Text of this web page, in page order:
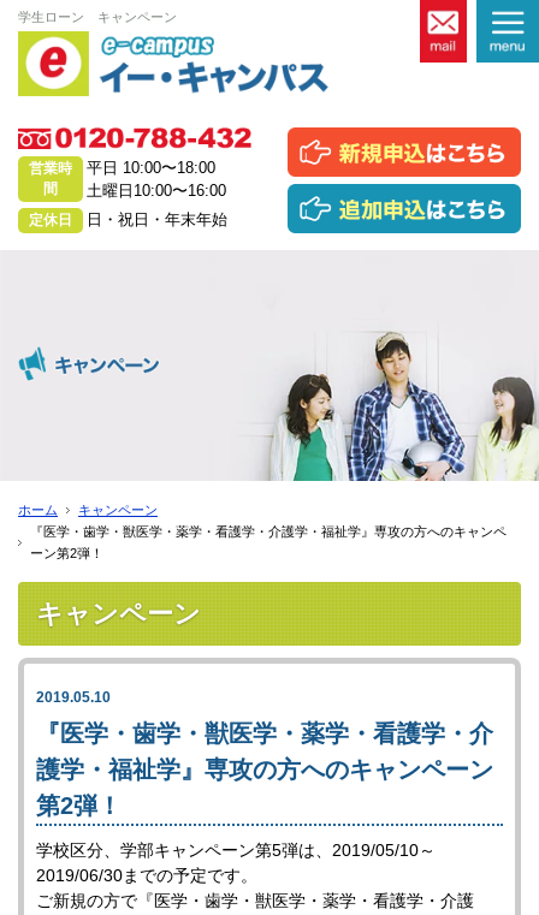
学生ローン キャンペーン
営業時
間
平日 10:00〜18:00
土曜日 10:00〜16:00
定休日 日・祝日・年末年始
ホーム
キャンペーン
『医学・歯学・獣医学・薬学・看護学・介護学・福祉学』専攻の方へのキャンペ
ーン第2弾！
キャンペーン
2019.05.10
『医学・歯学・獣医学・薬学・看護学・介
護学・福祉学』専攻の方へのキャンペーン
第2弾！
学校区分、学部キャンペーン第5弾は、2019/05/10～
2019/06/30までの予定です。
ご新規の方で『医学・歯学・獣医学・薬学・看護学・介護